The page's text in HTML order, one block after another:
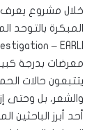
خلال مشروع يعرف
معرضات بدرجة
يتتبعون حالات
والشعر، بل وحتى
أحد أبرز